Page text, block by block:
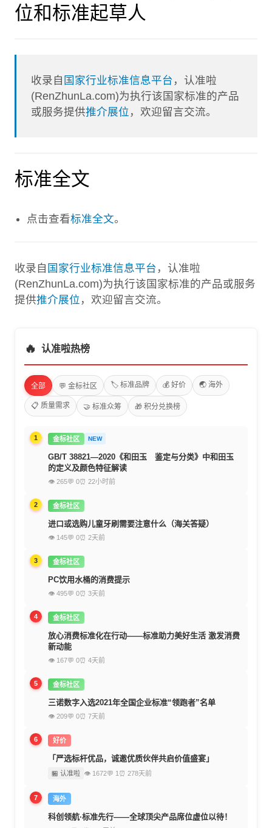
位和标准起草人
收录自 国家行业标准信息平台 ，认准啦
(RenZhunLa.com)为执行该国家标准的产品
或服务提供推介展位 ，欢迎留言交流。
标准全文
点击查看标准全文。
收录自 国家行业标准信息平台 ，认准啦
(RenZhunLa.com)为执行该国家标准的产品或服务
提供推介展位 ，欢迎留言交流。
🔥 认准啦热榜
全部 💬 金标社区 🏷️ 标准品牌 💰 好价 🌏 海外
📋 质量需求 🤝 标准众筹 🎁 积分兑换榜
1 金标社区 NEW
GB/T 38821—2020《和田玉 鉴定与分类》中和田玉
的定义及颜色特征解读
👁 265💬 0⏰ 22小时前
2 金标社区
进口或选购儿童牙刷需要注意什么（海关答疑）
👁 145💬 0⏰ 2天前
3 金标社区
PC饮用水桶的消费提示
👁 495💬 0⏰ 3天前
4 金标社区
放心消费标准化在行动——标准助力美好生活 激发消费
新动能
👁 167💬 0⏰ 4天前
5 金标社区
三诺数字入选2021年全国企业标准“领跑者”名单
👁 209💬 0⏰ 7天前
6 好价
「严选标杆优品，诚邀优质伙伴共启价值盛宴」
🏪 认准啦 👁 1672💬 1 ⏰ 278天前
7 海外
科创领航·标准先行——全球顶尖产品席位虚位以待！